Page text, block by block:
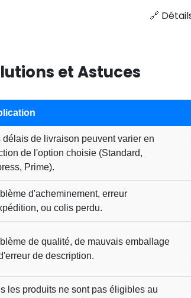
🔗
et Astuces
délais de livraison peuvent varier en
de l'option choisie (Standard,
Prime).
d'acheminement, erreur
ou colis perdu.
de qualité, de mauvais emballage
de description.
les produits ne sont pas éligibles au